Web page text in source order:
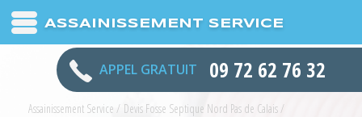
ASSAINISSEMENT SERVICE
APPEL GRATUIT 09 72 62 76 32
Assainissement Service / Devis Fosse Septique Nord Pas de Calais/